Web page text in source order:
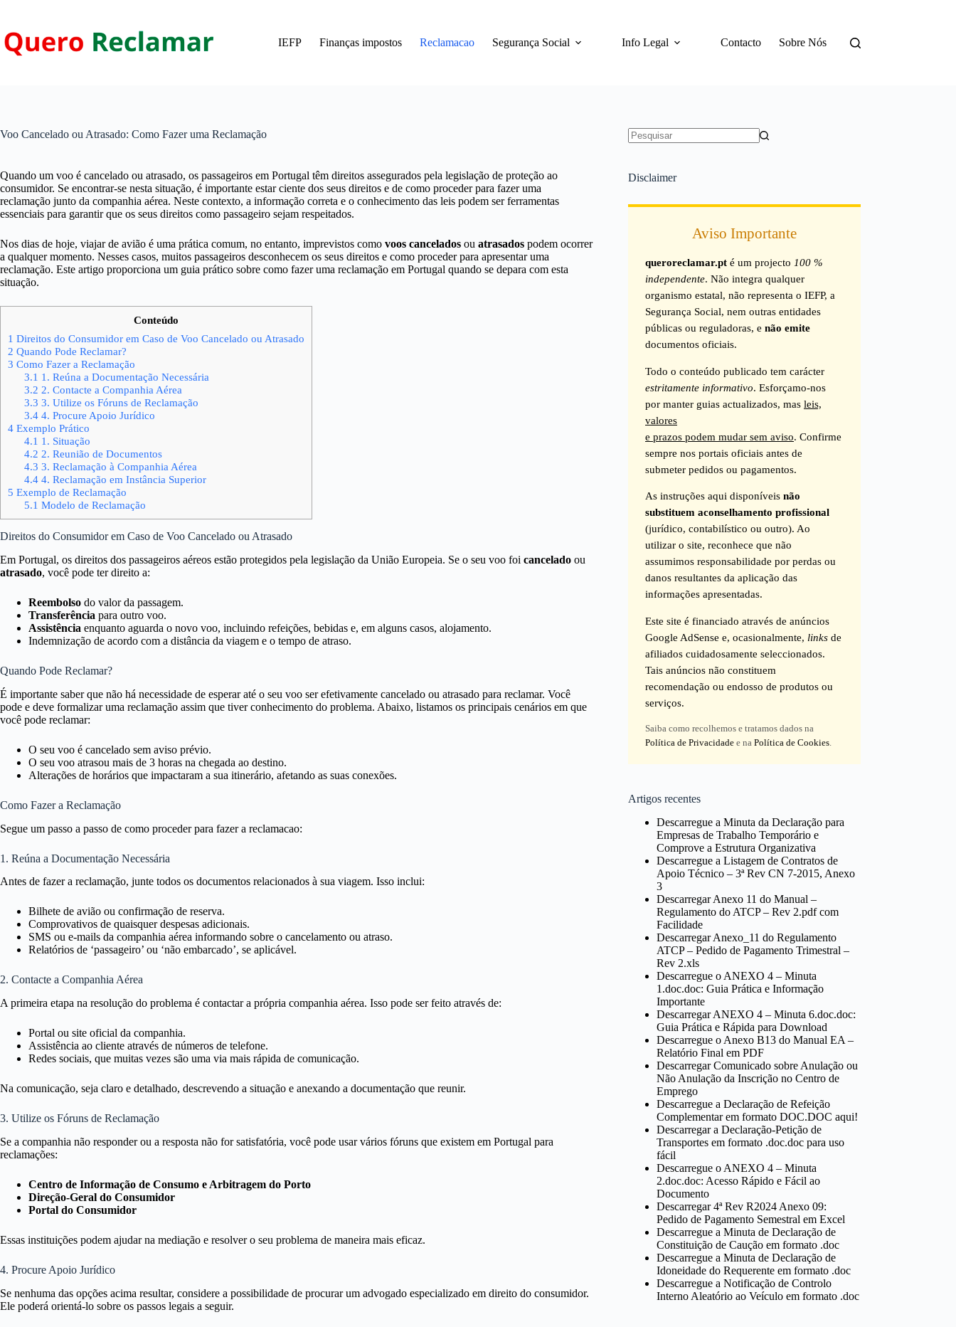
conteúdo
IEFP Finanças impostos Reclamacao Segurança Social Info Legal Contacto Sobre Nós
Voo Cancelado ou Atrasado: Como Fazer uma Reclamação
Quando um voo é cancelado ou atrasado, os passageiros em Portugal têm direitos assegurados pela legislação de proteção ao
consumidor. Se encontrar-se nesta situação, é importante estar ciente dos seus direitos e de como proceder para fazer uma
reclamação junto da companhia aérea. Neste contexto, a informação correta e o conhecimento das leis podem ser ferramentas
essenciais para garantir que os seus direitos como passageiro sejam respeitados.
Nos dias de hoje, viajar de avião é uma prática comum, no entanto, imprevistos como voos cancelados ou atrasados podem ocorrer
a qualquer momento. Nesses casos, muitos passageiros desconhecem os seus direitos e como proceder para apresentar uma
reclamação. Este artigo proporciona um guia prático sobre como fazer uma reclamação em Portugal quando se depara com esta
situação.
Conteúdo
1 Direitos do Consumidor em Caso de Voo Cancelado ou Atrasado
2 Quando Pode Reclamar?
3 Como Fazer a Reclamação
3.1 1. Reúna a Documentação Necessária
3.2 2. Contacte a Companhia Aérea
3.3 3. Utilize os Fóruns de Reclamação
3.44. Procure Apoio Jurídico
4 Exemplo Prático
4.1 1. Situação
4.2 2. Reunião de Documentos
4.3 3. Reclamação à Companhia Aérea
4.44. Reclamação em Instância Superior
5 Exemplo de Reclamação
5.1 Modelo de Reclamação
Direitos do Consumidor em Caso de Voo Cancelado ou Atrasado
Em Portugal, os direitos dos passageiros aéreos estão protegidos pela legislação da União Europeia. Se o seu voo foi cancelado ou
atrasado, você pode ter direito a:
Reembolso do valor da passagem.
Transferência para outro voo.
Assistência enquanto aguarda o novo voo, incluindo refeições, bebidas e, em alguns casos, alojamento.
Indemnização de acordo com a distância da viagem e o tempo de atraso.
Quando Pode Reclamar?
É importante saber que não há necessidade de esperar até o seu voo ser efetivamente cancelado ou atrasado para reclamar. Você
pode e deve formalizar uma reclamação assim que tiver conhecimento do problema. Abaixo, listamos os principais cenários em que
você pode reclamar:
O seu voo é cancelado sem aviso prévio.
O seu voo atrasou mais de 3 horas na chegada ao destino.
Alterações de horários que impactaram a sua itinerário, afetando as suas conexões.
Como Fazer a Reclamação
Segue um passo a passo de como proceder para fazer a reclamacao:
1. Reúna a Documentação Necessária
Antes de fazer a reclamação, junte todos os documentos relacionados à sua viagem. Isso inclui:
Bilhete de avião ou confirmação de reserva.
Comprovativos de quaisquer despesas adicionais.
SMS ou e-mails da companhia aérea informando sobre o cancelamento ou atraso.
Relatórios de ‘passageiro’ ou ‘não embarcado’, se aplicável.
2. Contacte a Companhia Aérea
A primeira etapa na resolução do problema é contactar a própria companhia aérea. Isso pode ser feito através de:
Portal ou site oficial da companhia.
Assistência ao cliente através de números de telefone.
Redes sociais, que muitas vezes são uma via mais rápida de comunicação.
Na comunicação, seja claro e detalhado, descrevendo a situação e anexando a documentação que reunir.
3. Utilize os Fóruns de Reclamação
Se a companhia não responder ou a resposta não for satisfatória, você pode usar vários fóruns que existem em Portugal para
reclamações:
Centro de Informação de Consumo e Arbitragem do Porto
Direção-Geral do Consumidor
Portal do Consumidor
Essas instituições podem ajudar na mediação e resolver o seu problema de maneira mais eficaz.
4. Procure Apoio Jurídico
Se nenhuma das opções acima resultar, considere a possibilidade de procurar um advogado especializado em direito do consumidor.
Ele poderá orientá-lo sobre os passos legais a seguir.
Disclaimer
Aviso Importante
queroreclamar.pt é um projecto100 %
independente. Não integra qualquer
organismo estatal, não representa o IEFP, a
Segurança Social, nem outras entidades
públicas ou reguladoras, enão emite
documentos oficiais.
Todo o conteúdo publicado tem carácter
estritamente informativo. Esforçamo-nos
por manter guias actualizados, masleis,
valores
e prazos podem mudar sem aviso. Confirme
sempre nos portais oficiais antes de
submeter pedidos ou pagamentos.
As instruções aqui disponíveisnão
substituem aconselhamento profissional
(jurídico, contabilístico ou outro). Ao
utilizar o site, reconhece que não
assumimos responsabilidade por perdas ou
danos resultantes da aplicação das
informações apresentadas.
Este site é financiado através de anúncios
Google AdSense e, ocasionalmente, links de
afiliados cuidadosamente seleccionados.
Tais anúncios não constituem
recomendação ou endosso de produtos ou
serviços.
Saiba como recolhemos e tratamos dados na
Política de Privacidade e naPolítica de Cookies.
Artigos recentes
Descarregue a Minuta da Declaração para
Empresas de Trabalho Temporário e
Comprove a Estrutura Organizativa
Descarregue a Listagem de Contratos de
Apoio Técnico – 3ª Rev CN 7-2015, Anexo
3
Descarregar Anexo 11 do Manual –
Regulamento do ATCP – Rev 2.pdf com
Facilidade
Descarregar Anexo_11 do Regulamento
ATCP – Pedido de Pagamento Trimestral –
Rev 2.xls
Descarregue o ANEXO 4 – Minuta
1.doc.doc: Guia Prática e Informação
Importante
Descarregar ANEXO 4 – Minuta 6.doc.doc:
Guia Prática e Rápida para Download
Descarregue o Anexo B13 do Manual EA –
Relatório Final em PDF
Descarregar Comunicado sobre Anulação ou
Não Anulação da Inscrição no Centro de
Emprego
Descarregue a Declaração de Refeição
Complementar em formato DOC.DOC aqui!
Descarregar a Declaração-Petição de
Transportes em formato .doc.doc para uso
fácil
Descarregue o ANEXO 4 – Minuta
2.doc.doc: Acesso Rápido e Fácil ao
Documento
Descarregar 4ª Rev R2024 Anexo 09:
Pedido de Pagamento Semestral em Excel
Descarregue a Minuta de Declaração de
Constituição de Caução em formato .doc
Descarregue a Minuta de Declaração de
Idoneidade do Requerente em formato .doc
Descarregue a Notificação de Controlo
Interno Aleatório ao Veículo em formato .doc